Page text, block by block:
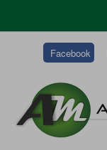
Facebook
CONTENUTO